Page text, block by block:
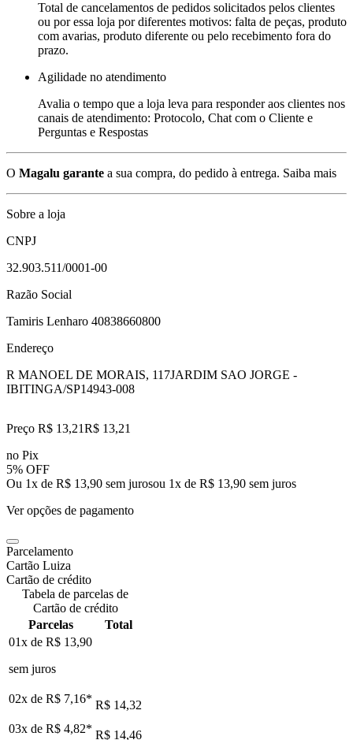
Total de cancelamentos de pedidos solicitados pelos clientes
ou por essa loja por diferentes motivos: falta de peças, produto
com avarias, produto diferente ou pelo recebimento fora do
prazo.
Agilidade no atendimento
Avalia o tempo que a loja leva para responder aos clientes nos
canais de atendimento: Protocolo, Chat com o Cliente e
Perguntas e Respostas
O Magalu garante a sua compra, do pedido à entrega. Saiba mais
Sobre a loja
CNPJ
32.903.511/0001-00
Razão Social
Tamiris Lenharo 40838660800
Endereço
R MANOEL DE MORAIS, 117JARDIM SAO JORGE -
IBITINGA/SP14943-008
Preço R$ 13,21R$ 13,21
no Pix
5% OFF
Ou 1x de R$ 13,90 sem jurosou 1x de R$ 13,90 sem juros
Ver opções de pagamento
Parcelamento
Cartão Luiza
Cartão de crédito
Tabela de parcelas de
Cartão de crédito
Parcelas
Total
01x de R$ 13,90
sem juros
02x de R$ 7,16* R$ 14,32
03x de R$ 4,82* R$ 14,46